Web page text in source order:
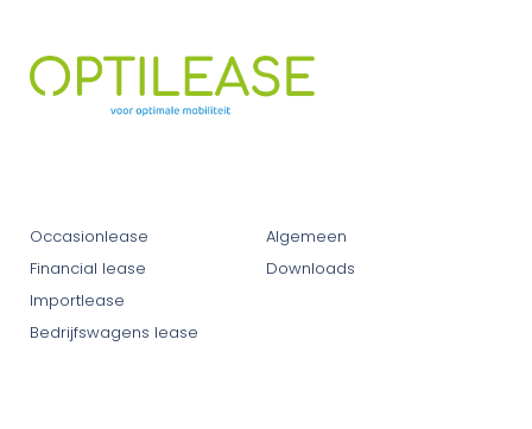
Occasionlease
Financial lease
Importlease
Bedrijfswagens lease
Algemeen
Downloads